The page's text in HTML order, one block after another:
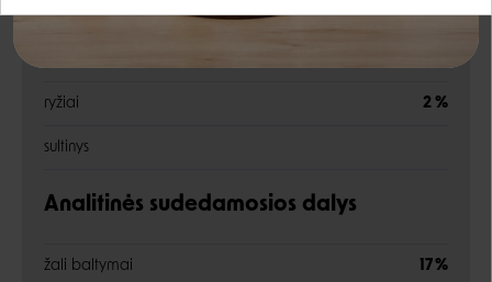
kalmarai 4 %
ryžiai 2 %
sultinys
Analitinės sudedamosios dalys
žali baltymai 17 %
Rašyti atsiliepimą